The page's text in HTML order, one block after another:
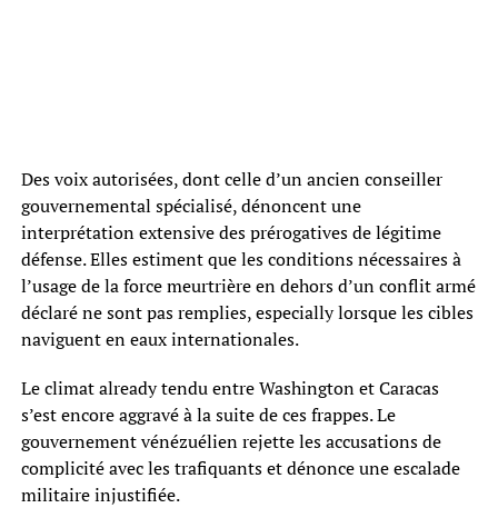
Des voix autorisées, dont celle d’un ancien conseiller
gouvernemental spécialisé, dénoncent une
interprétation extensive des prérogatives de légitime
défense. Elles estiment que les conditions nécessaires à
l’usage de la force meurtrière en dehors d’un conflit armé
déclaré ne sont pas remplies, especially lorsque les cibles
naviguent en eaux internationales.
Le climat already tendu entre Washington et Caracas
s’est encore aggravé à la suite de ces frappes. Le
gouvernement vénézuélien rejette les accusations de
complicité avec les trafiquants et dénonce une escalade
militaire injustifiée.